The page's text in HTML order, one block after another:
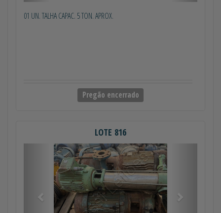
01 UN. TALHA CAPAC. 5 TON. APROX.
Pregão encerrado
LOTE 816
Anterior